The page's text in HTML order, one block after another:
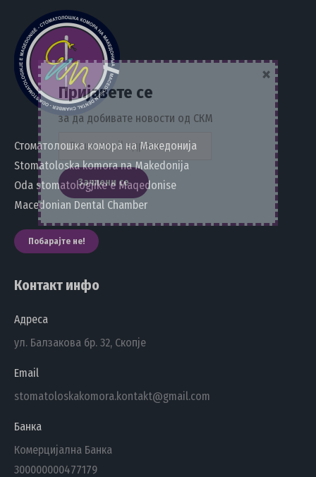
Стоматолошка комора на Македонија
Stomatoloska komora na Makedonija
Oda stomatologjike e Maqedonise
Macedonian Dental Chamber
Побарајте не!
Контакт инфо
Адреса
ул. Балзакова бр. 32, Скопје
Email
stomatoloskakomora.kontakt@gmail.com
Банка
Комерцијална Банка
300000000477179
Пријавете се
за да добивате новости од СКМ
×